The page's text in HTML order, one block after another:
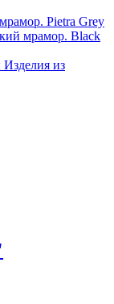
Pietra Grey
мрамор. Black
Изделия из